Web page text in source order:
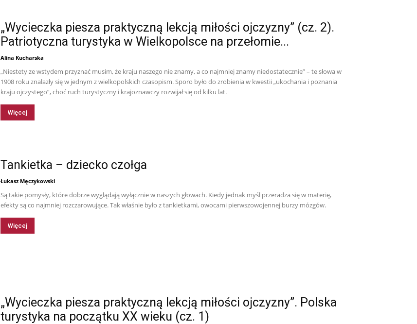
„Wycieczka piesza praktyczną lekcją miłości ojczyzny” (cz. 2).
Patriotyczna turystyka w Wielkopolsce na przełomie...
Alina Kucharska
„Niestety ze wstydem przyznać musim, że kraju naszego nie znamy, a co najmniej znamy niedostatecznie” – te słowa w
1908 roku znalazły się w jednym z wielkopolskich czasopism. Sporo było do zrobienia w kwestii „ukochania i poznania
kraju ojczystego”, choć ruch turystyczny i krajoznawczy rozwijał się od kilku lat.
Więcej
Tankietka – dziecko czołga
Łukasz Męczykowski
Są takie pomysły, które dobrze wyglądają wyłącznie w naszych głowach. Kiedy jednak myśl przeradza się w materię,
efekty są co najmniej rozczarowujące. Tak właśnie było z tankietkami, owocami pierwszowojennej burzy mózgów.
Więcej
„Wycieczka piesza praktyczną lekcją miłości ojczyzny”. Polska
turystyka na początku XX wieku (cz. 1)